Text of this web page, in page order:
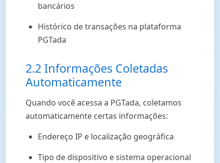
bancários
Histórico de transações na plataforma
PGTada
2.2 Informações Coletadas
Automaticamente
Quando você acessa a PGTada, coletamos
automaticamente certas informações:
Endereço IP e localização geográfica
Tipo de dispositivo e sistema operacional